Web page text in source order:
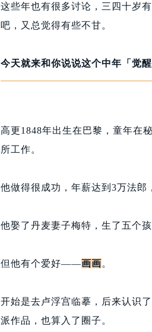
这些年也有很多讨论，三四十岁
吧，又总觉得有些不甘。
今天就来和你说说这个中年「觉
高更1848年出生在巴黎，童年在
所工作。
他做得很成功，年薪达到3万法郎
他娶了丹麦妻子梅特，生了五个
但他有个爱好——画画。
开始是去卢浮宫临摹，后来认识
派作品，也算入了圈子。